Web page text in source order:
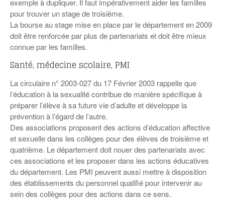
exemple à dupliquer. Il faut impérativement aider les familles
pour trouver un stage de troisième.
La bourse au stage mise en place par le département en 2009
doit être renforcée par plus de partenariats et doit être mieux
connue par les familles.
Santé, médecine scolaire, PMI
La circulaire n° 2003-027 du 17 Février 2003 rappelle que
l’éducation à la sexualité contribue de manière spécifique à
préparer l’élève à sa future vie d’adulte et développe la
prévention à l’égard de l’autre.
Des associations proposent des actions d’éducation affective
et sexuelle dans les collèges pour des élèves de troisième et
quatrième. Le département doit nouer des partenariats avec
ces associations et les proposer dans les actions éducatives
du département. Les PMI peuvent aussi mettre à disposition
des établissements du personnel qualifié pour intervenir au
sein des collèges pour des actions dans ce sens.